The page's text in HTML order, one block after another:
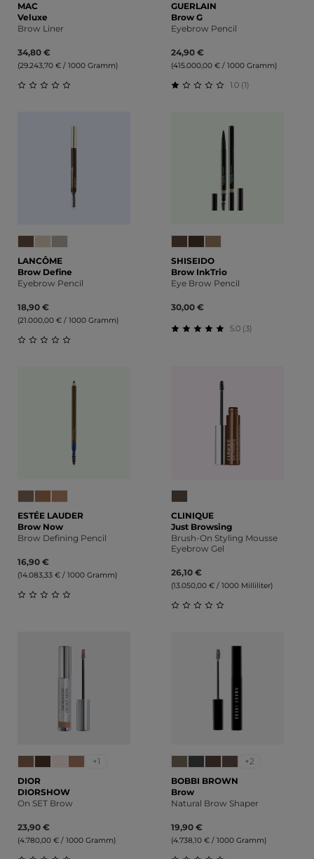
MAC
Veluxe
Brow Liner
34,80 €
(29.243,70 € / 1000 Gramm)
GUERLAIN
Brow G
Eyebrow Pencil
24,90 €
(415.000,00 € / 1000 Gramm)
1.0 (1)
LANCÔME
Brow Define
Eyebrow Pencil
18,90 €
(21.000,00 € / 1000 Gramm)
SHISEIDO
Brow InkTrio
Eye Brow Pencil
30,00 €
5.0 (3)
ESTÉE LAUDER
Brow Now
Brow Defining Pencil
16,90 €
(14.083,33 € / 1000 Gramm)
CLINIQUE
Just Browsing
Brush-On Styling Mousse
Eyebrow Gel
26,10 €
(13.050,00 € / 1000 Milliliter)
+1
DIOR
DIORSHOW
On SET Brow
23,90 €
(4.780,00 € / 1000 Gramm)
+2
BOBBI BROWN
Brow
Natural Brow Shaper
19,90 €
(4.738,10 € / 1000 Gramm)